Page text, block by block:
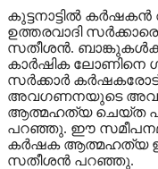
കുട്ടനാട്ടിൽ
ഉത്തരവാദി
സതീശന്‍.
കാർഷിക ലോണിനെ
സര്‍ക്കാര്‍
അവഗണനയുടെ
ആത്മഹത്യ ചെയ്ത
പറഞ്ഞു. ഈ
കർഷക ആത്മഹത്യ
സതീശൻ പറഞ്ഞു.